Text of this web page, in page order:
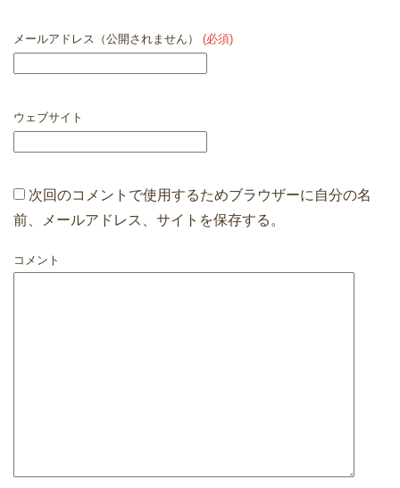
メールアドレス（公開されません） (必須)
ウェブサイト
次回のコメントで使用するためブラウザーに自分の名
前、メールアドレス、サイトを保存する。
コメント